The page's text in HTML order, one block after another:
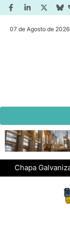
07 de Agosto de 2026
Galvanizada